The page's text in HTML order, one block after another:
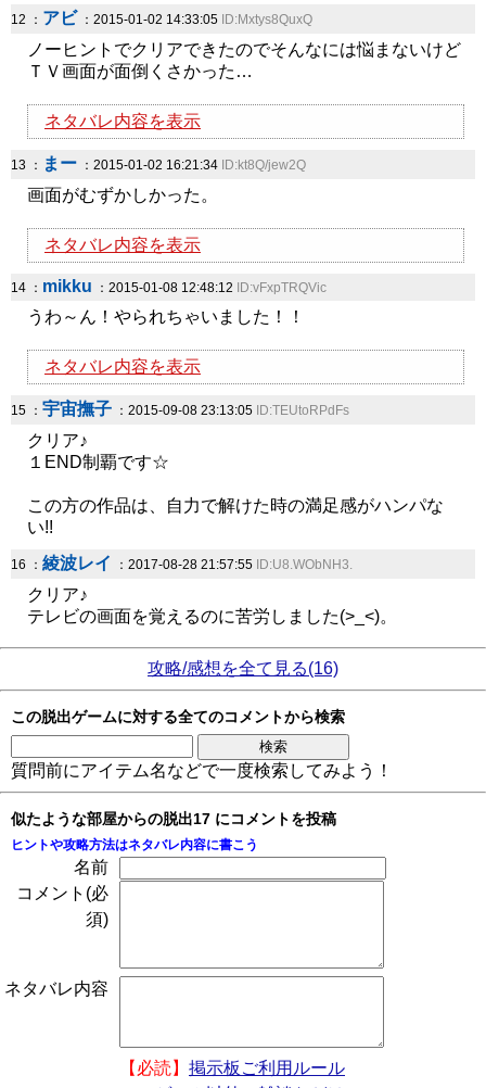
12 ： アビ ：2015-01-02 14:33:05 ID:Mxtys8QuxQ
ノーヒントでクリアできたのでそんなには悩まないけど
ＴＶ画面が面倒くさかった…
ネタバレ内容を表示
13 ： まー ：2015-01-02 16:21:34 ID:kt8Q/jew2Q
画面がむずかしかった。
ネタバレ内容を表示
14 ： mikku ：2015-01-08 12:48:12 ID:vFxpTRQVic
うわ～ん！やられちゃいました！！
ネタバレ内容を表示
15 ： 宇宙撫子 ：2015-09-08 23:13:05 ID:TEUtoRPdFs
クリア♪
１END制覇です☆
この方の作品は、自力で解けた時の満足感がハンパな
い!!
16 ： 綾波レイ ：2017-08-28 21:57:55 ID:U8.WObNH3.
クリア♪
テレビの画面を覚えるのに苦労しました(>_<)。
攻略/感想を全て見る(16)
この脱出ゲームに対する全てのコメントから検索
質問前にアイテム名などで一度検索してみよう！
似たような部屋からの脱出17 にコメントを投稿
ヒントや攻略方法はネタバレ内容に書こう
名前
コメント(必
須)
ネタバレ内容
【必読】 掲示板ご利用ルール